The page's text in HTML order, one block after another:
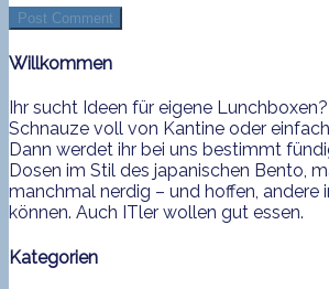
Willkommen
Ihr sucht Ideen für eigene
Schnauze voll von Kantine oder
Dann werdet ihr bei uns bestimmt
Dosen im Stil des japanischen Bento,
manchmal nerdig – und hoffen, andere
können. Auch ITler wollen gut essen.
Kategorien